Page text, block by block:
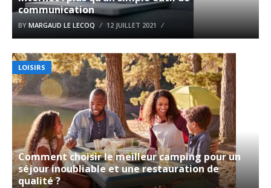
communication
BY MARGAUD LE LECOQ 12 JUILLET 2021
LOISIRS
Comment choisir le meilleur camping pour un
séjour inoubliable et une restauration de
qualité ?